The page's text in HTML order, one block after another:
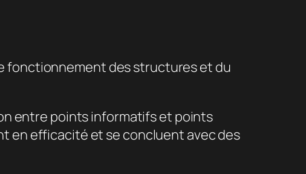
fonctionnement des structures et du
entre points informatifs et points
en efficacité et se concluent avec des